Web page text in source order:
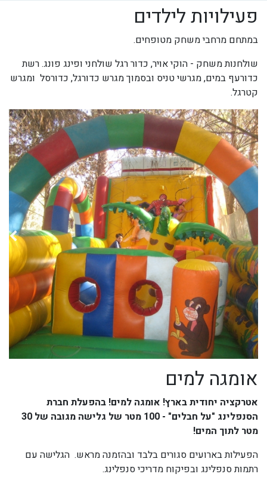
פעילויות לילדים
במתחם מרחבי משחק מטופחים.
שולחנות משחק - הוקי אויר, כדור רגל שולחני ופינג פונג. רשת
כדורעף במים, מגרשי טניס ובסמוך מגרש כדורגל, כדורסל ומגרש
קטרגל.
אומגה למים
אטרקציה יחודית בארץ! אומגה למים! בהפעלת חברת
הסנפלינג "על חבלים" - 100 מטר של גלישה מגובה של 30
מטר לתוך המים!
הפעילות בארועים סגורים בלבד ובהזמנה מראש. הגלישה עם
רתמות סנפלינג ובפיקוח מדריכי סנפלינג.